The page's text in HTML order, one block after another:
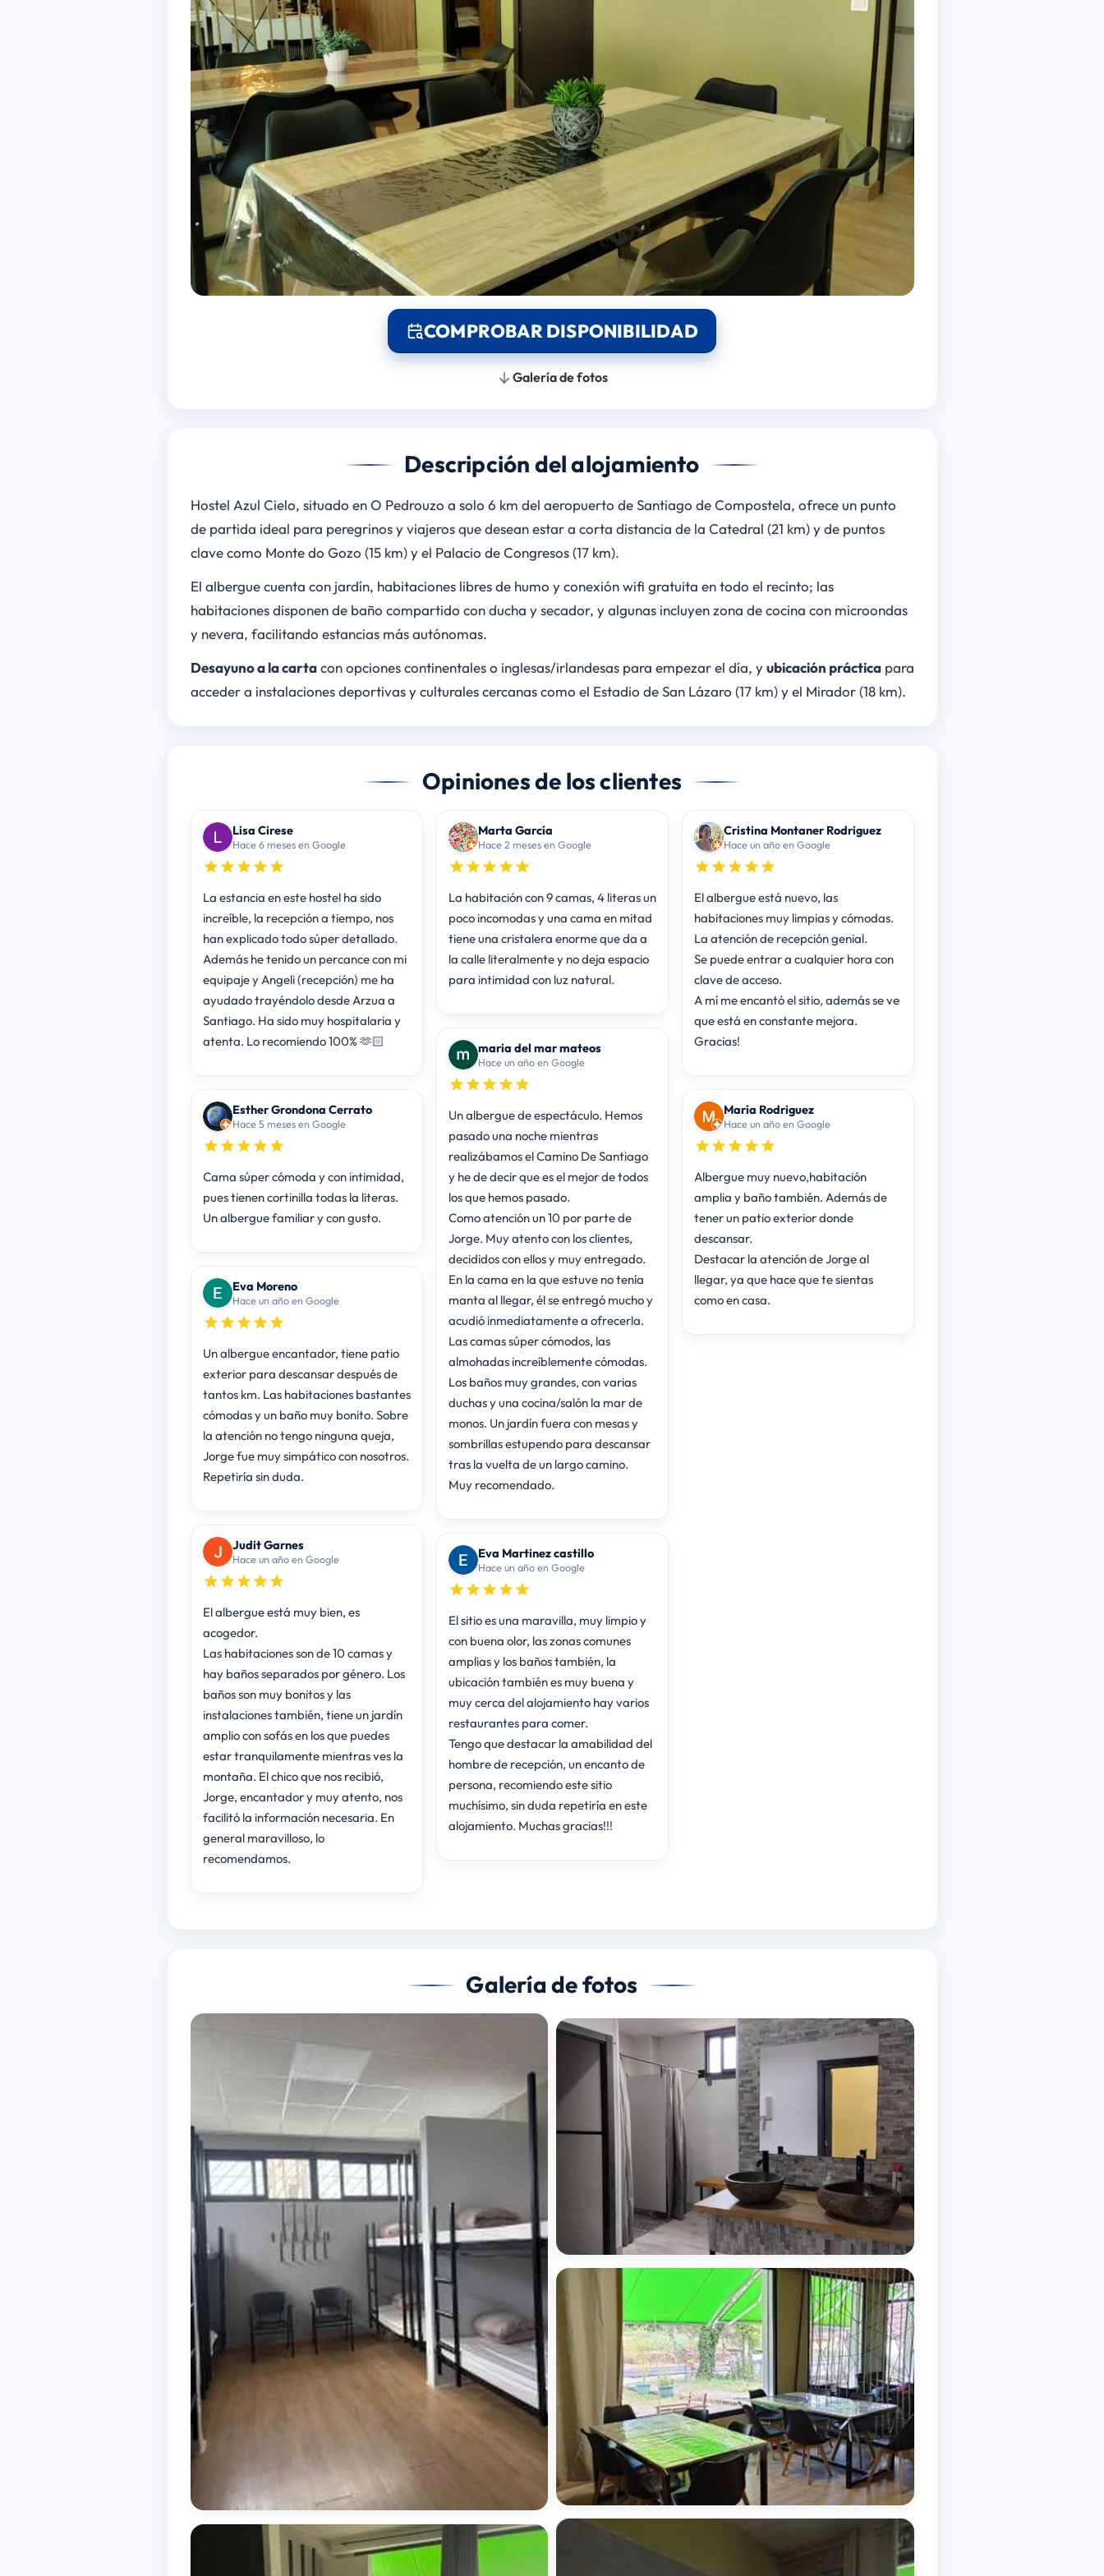
COMPROBAR DISPONIBILIDAD
Galería de fotos
Descripción del alojamiento
Hostel Azul Cielo, situado en O Pedrouzo a solo 6 km del aeropuerto de Santiago de Compostela, ofrece un punto
de partida ideal para peregrinos y viajeros que desean estar a corta distancia de la Catedral (21 km) y de puntos
clave como Monte do Gozo (15 km) y el Palacio de Congresos (17 km).
El albergue cuenta con jardín, habitaciones libres de humo y conexión wifi gratuita en todo el recinto; las
habitaciones disponen de baño compartido con ducha y secador, y algunas incluyen zona de cocina con microondas
y nevera, facilitando estancias más autónomas.
Desayuno a la cartacon opciones continentales o inglesas/irlandesas para empezar el día, yubicación prácticapara
acceder a instalaciones deportivas y culturales cercanas como el Estadio de San Lázaro (17 km) y el Mirador (18 km).
Opiniones de los clientes
Lisa Cirese
Hace 6 meses en Google
La estancia en este hostel ha sido
increíble, la recepción a tiempo, nos
han explicado todo súper detallado.
Además he tenido un percance con mi
equipaje y Angeli (recepción) me ha
ayudado trayéndolo desde Arzua a
Santiago. Ha sido muy hospitalaria y
atenta. Lo recomiendo 100% 🫶🏻
Esther Grondona Cerrato
Hace 5 meses en Google
Cama súper cómoda y con intimidad,
pues tienen cortinilla todas la literas.
Un albergue familiar y con gusto.
Eva Moreno
Hace un año en Google
Un albergue encantador, tiene patio
exterior para descansar después de
tantos km. Las habitaciones bastantes
cómodas y un baño muy bonito. Sobre
la atención no tengo ninguna queja,
Jorge fue muy simpático con nosotros.
Repetiría sin duda.
Judit Garnes
Hace un año en Google
El albergue está muy bien, es
acogedor.
Las habitaciones son de 10 camas y
hay baños separados por género. Los
baños son muy bonitos y las
instalaciones también, tiene un jardín
amplio con sofás en los que puedes
estar tranquilamente mientras ves la
montaña. El chico que nos recibió,
Jorge, encantador y muy atento, nos
facilitó la información necesaria. En
general maravilloso, lo
recomendamos.
Marta García
Hace 2 meses en Google
La habitación con 9 camas, 4 literas un
poco incomodas y una cama en mitad
tiene una cristalera enorme que da a
la calle literalmente y no deja espacio
para intimidad con luz natural.
maria del mar mateos
Hace un año en Google
Un albergue de espectáculo. Hemos
pasado una noche mientras
realizábamos el Camino De Santiago
y he de decir que es el mejor de todos
los que hemos pasado.
Como atención un 10 por parte de
Jorge. Muy atento con los clientes,
decididos con ellos y muy entregado.
En la cama en la que estuve no tenía
manta al llegar, él se entregó mucho y
acudió inmediatamente a ofrecerla.
Las camas súper cómodos, las
almohadas increíblemente cómodas.
Los baños muy grandes, con varias
duchas y una cocina/salón la mar de
monos. Un jardín fuera con mesas y
sombrillas estupendo para descansar
tras la vuelta de un largo camino.
Muy recomendado.
Eva Martinez castillo
Hace un año en Google
El sitio es una maravilla, muy limpio y
con buena olor, las zonas comunes
amplias y los baños también, la
ubicación también es muy buena y
muy cerca del alojamiento hay varios
restaurantes para comer.
Tengo que destacar la amabilidad del
hombre de recepción, un encanto de
persona, recomiendo este sitio
muchísimo, sin duda repetiría en este
alojamiento. Muchas gracias!!!
Cristina Montaner Rodriguez
Hace un año en Google
El albergue está nuevo, las
habitaciones muy limpias y cómodas.
La atención de recepción genial.
Se puede entrar a cualquier hora con
clave de acceso.
A mí me encantó el sitio, además se ve
que está en constante mejora.
Gracias!
María Rodriguez
Hace un año en Google
Albergue muy nuevo,habitación
amplia y baño también. Además de
tener un patio exterior donde
descansar.
Destacar la atención de Jorge al
llegar, ya que hace que te sientas
como en casa.
Galería de fotos